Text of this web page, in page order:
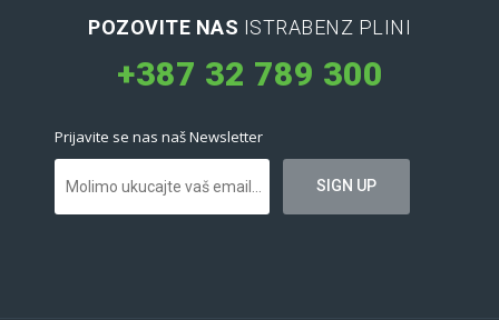
POZOVITE NAS ISTRABENZ PLINI
+387 32 789 300
Prijavite se nas naš Newsletter